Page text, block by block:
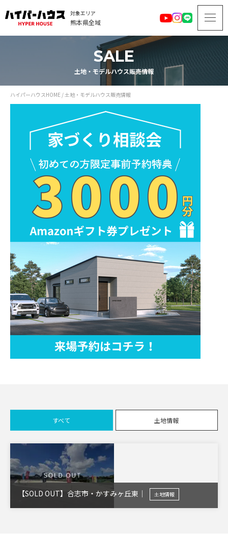
対象エリア
熊本県全域
SALE
土地・モデルハウス販売情報
ハイパーハウスHOME /土地・モデルハウス販売情報
すべて 土地情報
【SOLD OUT】合志市・かすみヶ丘東｜ 土地情報